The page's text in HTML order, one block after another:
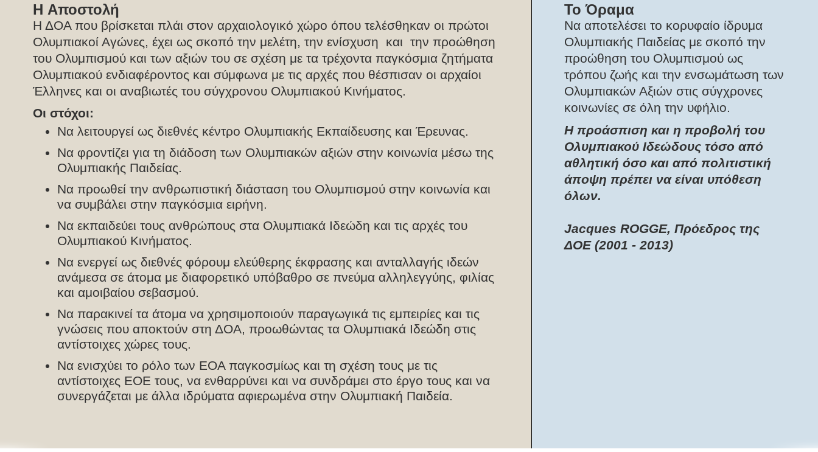
Η Αποστολή
Η ΔΟΑ που βρίσκεται πλάι στον αρχαιολογικό χώρο όπου τελέσθηκαν οι πρώτοι
Ολυμπιακοί Αγώνες, έχει ως σκοπό την μελέτη, την ενίσχυση και την προώθηση
του Ολυμπισμού και των αξιών του σε σχέση με τα τρέχοντα παγκόσμια ζητήματα
Ολυμπιακού ενδιαφέροντος και σύμφωνα με τις αρχές που θέσπισαν οι αρχαίοι
Έλληνες και οι αναβιωτές του σύγχρονου Ολυμπιακού Κινήματος.
Οι στόχοι:
Να λειτουργεί ως διεθνές κέντρο Ολυμπιακής Εκπαίδευσης και Έρευνας.
Να φροντίζει για τη διάδοση των Ολυμπιακών αξιών στην κοινωνία μέσω της
Ολυμπιακής Παιδείας.
Να προωθεί την ανθρωπιστική διάσταση του Ολυμπισμού στην κοινωνία και
να συμβάλει στην παγκόσμια ειρήνη.
Να εκπαιδεύει τους ανθρώπους στα Ολυμπιακά Ιδεώδη και τις αρχές του
Ολυμπιακού Κινήματος.
Να ενεργεί ως διεθνές φόρουμ ελεύθερης έκφρασης και ανταλλαγής ιδεών
ανάμεσα σε άτομα με διαφορετικό υπόβαθρο σε πνεύμα αλληλεγγύης, φιλίας
και αμοιβαίου σεβασμού.
Να παρακινεί τα άτομα να χρησιμοποιούν παραγωγικά τις εμπειρίες και τις
γνώσεις που αποκτούν στη ΔΟΑ, προωθώντας τα Ολυμπιακά Ιδεώδη στις
αντίστοιχες χώρες τους.
Να ενισχύει το ρόλο των ΕΟΑ παγκοσμίως και τη σχέση τους με τις
αντίστοιχες ΕΟΕ τους, να ενθαρρύνει και να συνδράμει στο έργο τους και να
συνεργάζεται με άλλα ιδρύματα αφιερωμένα στην Ολυμπιακή Παιδεία.
Το Όραμα
Να αποτελέσει το κορυφαίο ίδρυμα
Ολυμπιακής Παιδείας με σκοπό την
προώθηση του Ολυμπισμού ως
τρόπου ζωής και την ενσωμάτωση των
Ολυμπιακών Αξιών στις σύγχρονες
κοινωνίες σε όλη την υφήλιο.
Η προάσπιση και η προβολή του
Ολυμπιακού Ιδεώδους τόσο από
αθλητική όσο και από πολιτιστική
άποψη πρέπει να είναι υπόθεση
όλων.
Jacques ROGGE, Πρόεδρος της
ΔOE (2001 - 2013)